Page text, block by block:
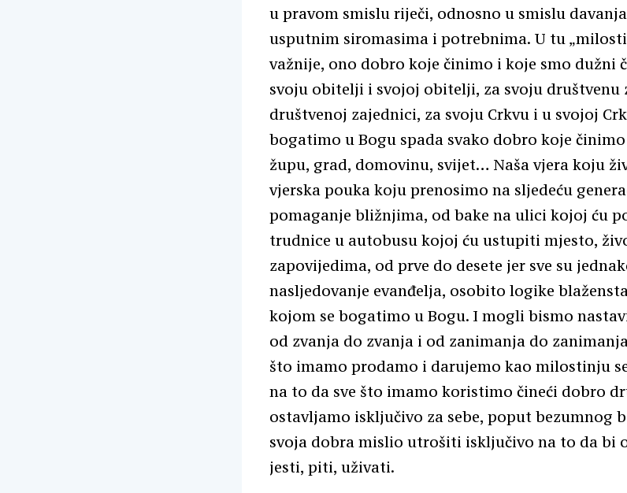
u pravom smislu riječi, odnosno u smislu
usputnim siromasima i potrebnima. U tu
važnije, ono dobro koje činimo i koje smo dužni
svoju obitelji i svojoj obitelji, za svoju društvenu
društvenoj zajednici, za svoju Crkvu i u svojoj
bogatimo u Bogu spada svako dobro koje
župu, grad, domovinu, svijet… Naša vjera koju
vjerska pouka koju prenosimo na sljedeću
pomaganje bližnjima, od bake na ulici kojoj ću
trudnice u autobusu kojoj ću ustupiti mjesto,
zapovijedima, od prve do desete jer sve su
nasljedovanje evanđelja, osobito logike
kojom se bogatimo u Bogu. I mogli bismo
od zvanja do zvanja i od zanimanja do
što imamo prodamo i darujemo kao milostinju
na to da sve što imamo koristimo čineći dobro
ostavljamo isključivo za sebe, poput bezumnog
svoja dobra mislio utrošiti isključivo na to da bi
jesti, piti, uživati.